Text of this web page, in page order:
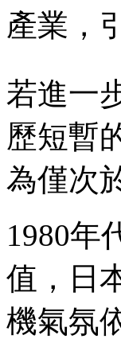
產業，
若進一
歷短暫
為僅次
1980年
值，日
機氣氛